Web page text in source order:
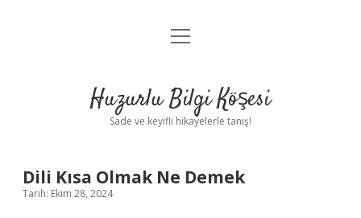
Anasayfa
Yasal Uyarı
menüyü
Huzurlu Bilgi Köşesi
Sade ve keyifli hikayelerle tanış!
Dili Kısa Olmak Ne Demek
Tarih: Ekim 28, 2024